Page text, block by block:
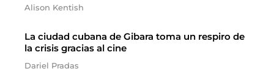
Alison Kentish
La ciudad cubana de Gibara toma un respiro de
la crisis gracias al cine
Dariel Pradas